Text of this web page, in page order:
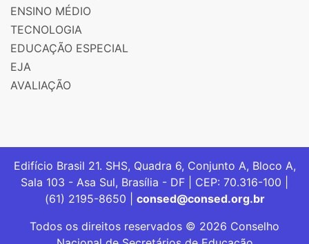
ENSINO MÉDIO
TECNOLOGIA
EDUCAÇÃO ESPECIAL
EJA
AVALIAÇÃO
Edifício Brasil 21. SHS, Quadra 6, Conjunto A, Bloco A,
Sala 103 - Asa Sul, Brasília - DF | CEP: 70.316-100 |
(61) 2195-8650 | consed@consed.org.br
Todos os direitos reservados © 2026 Conselho